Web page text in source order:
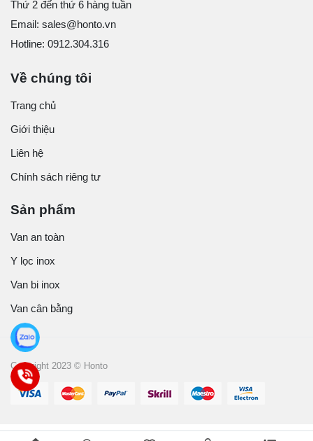
Thứ 2 đến thứ 6 hàng tuần
Email: sales@honto.vn
Hotline: 0912.304.316
Về chúng tôi
Trang chủ
Giới thiệu
Liên hệ
Chính sách riêng tư
Sản phẩm
Van an toàn
Y lọc inox
Van bi inox
Van cân bằng
Copyright 2023 © Honto